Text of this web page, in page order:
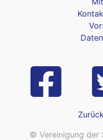
© Vereinigung der